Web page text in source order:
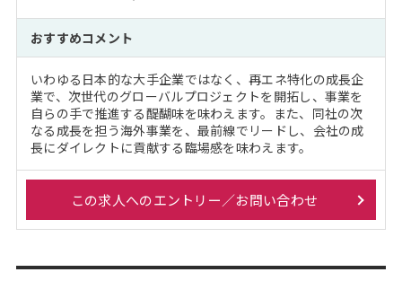
おすすめコメント
いわゆる日本的な大手企業ではなく、再エネ特化の成長企
業で、次世代のグローバルプロジェクトを開拓し、事業を
自らの手で推進する醍醐味を味わえます。また、同社の次
なる成長を担う海外事業を、最前線でリードし、会社の成
長にダイレクトに貢献する臨場感を味わえます。
この求人へのエントリー／お問い合わせ